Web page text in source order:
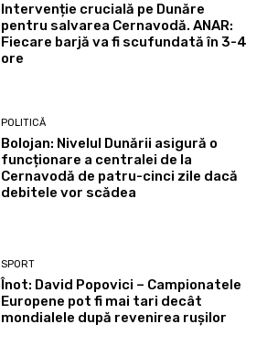
Intervenție crucială pe Dunăre
pentru salvarea Cernavodă. ANAR:
Fiecare barjă va fi scufundată în 3-4
ore
POLITICĂ
Bolojan: Nivelul Dunării asigură o
funcționare a centralei de la
Cernavodă de patru-cinci zile dacă
debitele vor scădea
SPORT
Înot: David Popovici – Campionatele
Europene pot fi mai tari decât
mondialele după revenirea rușilor